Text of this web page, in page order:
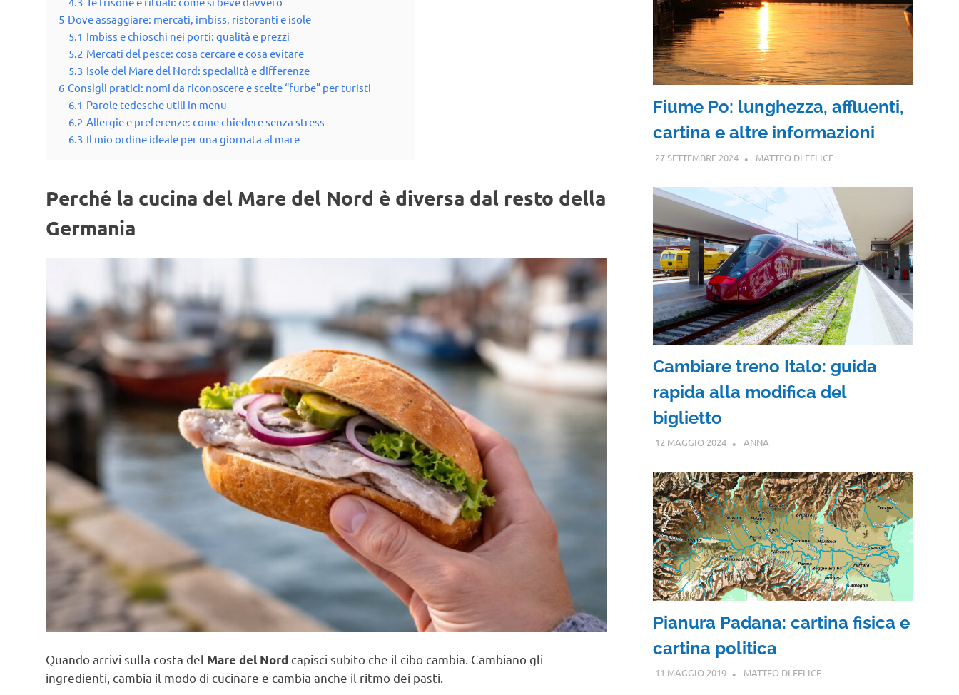
5 Dove assaggiare: mercati, imbiss, ristoranti e isole
5.1 Imbiss e chioschi nei porti: qualità e prezzi
5.2 Mercati del pesce: cosa cercare e cosa evitare
5.3 Isole del Mare del Nord: specialità e differenze
6 Consigli pratici: nomi da riconoscere e scelte “furbe” per turisti
6.1 Parole tedesche utili in menu
6.2 Allergie e preferenze: come chiedere senza stress
6.3 Il mio ordine ideale per una giornata al mare
Perché la cucina del Mare del Nord è diversa dal resto della
Germania
Quando arrivi sulla costa del Mare del Nord capisci subito che il cibo cambia. Cambiano gli
ingredienti, cambia il modo di cucinare e cambia anche il ritmo dei pasti.
Fiume Po: lunghezza, affluenti,
cartina e altre informazioni
27 SETTEMBRE 2024 MATTEO DI FELICE
Cambiare treno Italo: guida
rapida alla modifica del
biglietto
12 MAGGIO 2024 ANNA
Pianura Padana: cartina fisica e
cartina politica
11 MAGGIO 2019 MATTEO DI FELICE